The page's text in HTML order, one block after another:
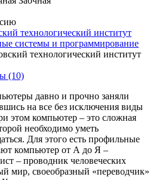
технологический институт
системы и программирование
(10)
давно и прочно заняли
на все без исключения виды
этом компьютер – это сложная
необходимо уметь
Для этого есть профильные
компьютер от А до Я –
– проводник человеческих
мир, своеобразный «переводчик»